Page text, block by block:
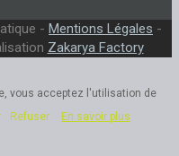
- Mentions Légales -
Zakarya Factory
vous acceptez l'utilisation de
Refuser En savoir plus